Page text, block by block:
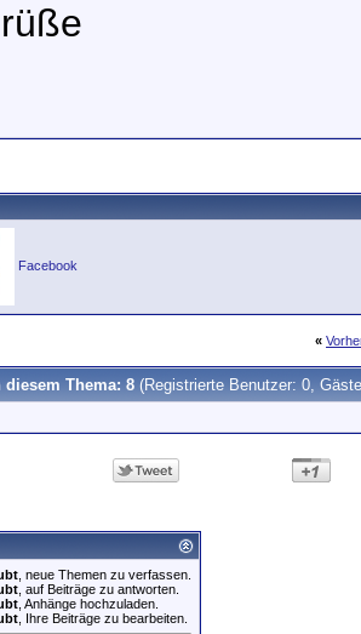
Facebook
«
Thema: 8 (Registrierte Benutzer: 0,
, neue Themen zu verfassen.
, auf Beiträge zu antworten.
, Anhänge hochzuladen.
, Ihre Beiträge zu bearbeiten.